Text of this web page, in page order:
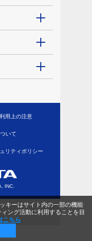
用上の注意
いて
リティポリシー
INC.
キーはサイト内の一部の機能
ング活動に利用することを目
こちら